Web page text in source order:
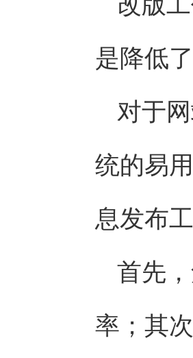
是降低
对于
统的易
息发布
首先
率；其